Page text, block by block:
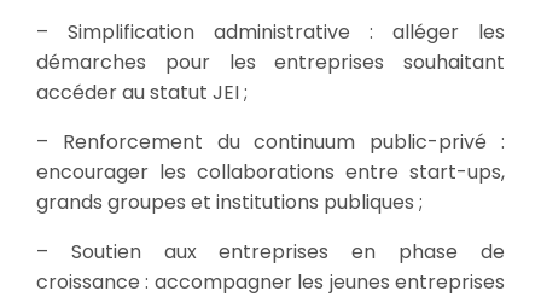
– Simplification administrative : alléger les
démarches pour les entreprises souhaitant
accéder au statut JEI ;
– Renforcement du continuum public-privé :
encourager les collaborations entre start-ups,
grands groupes et institutions publiques ;
– Soutien aux entreprises en phase de
croissance : accompagner les jeunes entreprises